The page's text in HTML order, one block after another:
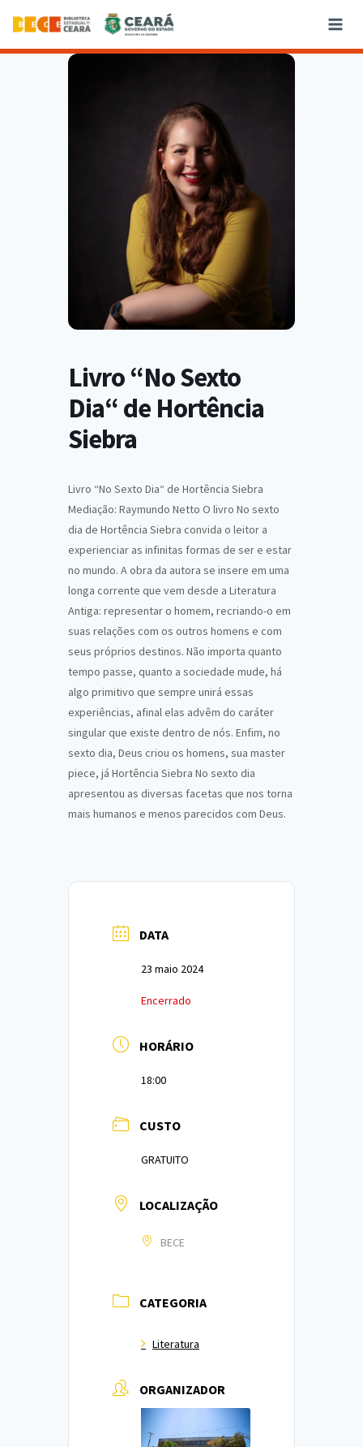
Livro “No Sexto
Dia“ de Hortência
Siebra
Livro “No Sexto Dia“ de Hortência Siebra
Mediação: Raymundo Netto O livro No sexto
dia de Hortência Siebra convida o leitor a
experienciar as infinitas formas de ser e estar
no mundo. A obra da autora se insere em uma
longa corrente que vem desde a Literatura
Antiga: representar o homem, recriando-o em
suas relações com os outros homens e com
seus próprios destinos. Não importa quanto
tempo passe, quanto a sociedade mude, há
algo primitivo que sempre unirá essas
experiências, afinal elas advêm do caráter
singular que existe dentro de nós. Enfim, no
sexto dia, Deus criou os homens, sua master
piece, já Hortência Siebra No sexto dia
apresentou as diversas facetas que nos torna
mais humanos e menos parecidos com Deus.
DATA
23 maio 2024
Encerrado
HORÁRIO
18:00
CUSTO
GRATUITO
LOCALIZAÇÃO
BECE
CATEGORIA
Literatura
ORGANIZADOR